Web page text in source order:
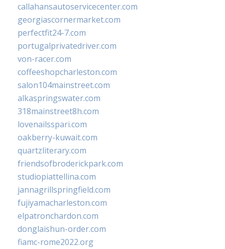
callahansautoservicecenter.com
georgiascornermarket.com
perfectfit24-7.com
portugalprivatedriver.com
von-racer.com
coffeeshopcharleston.com
salon104mainstreet.com
alkaspringswater.com
318mainstreet8h.com
lovenailsspari.com
oakberry-kuwait.com
quartzliterary.com
friendsofbroderickpark.com
studiopiattellina.com
jannagrillspringfield.com
fujiyamacharleston.com
elpatronchardon.com
donglaishun-order.com
fiamc-rome2022.org